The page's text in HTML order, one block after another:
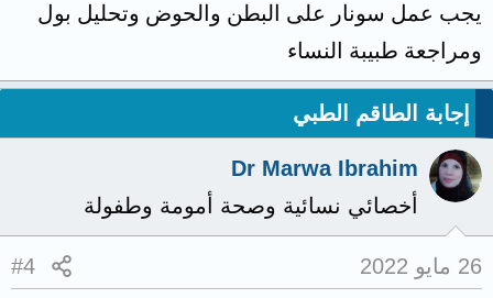
يجب عمل سونار على البطن والحوض وتحليل بول
ومراجعة طبيبة النساء
إجابة الطاقم الطبي
Dr Marwa Ibrahim
أخصائي نسائية وصحة أمومة وطفولة
26 مايو 2022 #4